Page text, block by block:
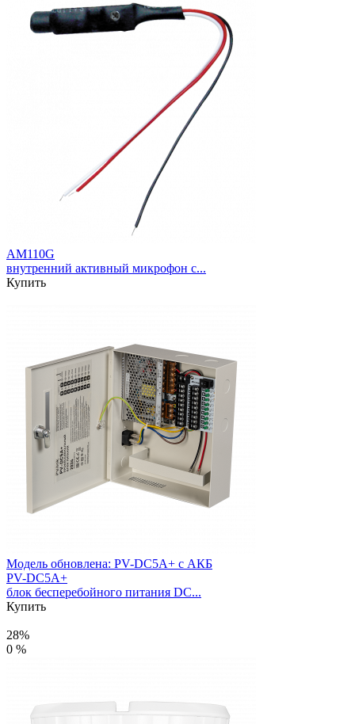
AM110G
внутренний активный микрофон с...
Купить
Модель обновлена: PV-DC5A+ с АКБ
PV-DC5A+
блок бесперебойного питания DC...
Купить
28%
0 %